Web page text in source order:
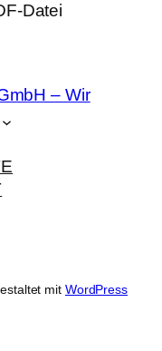
Datei
mit WordPress